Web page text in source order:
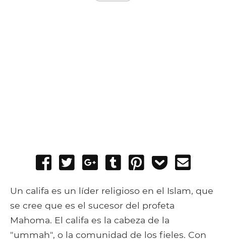
Share
Facebook
Tweet
Share
Google+
Post
Tumblr
Pin
Add
Pocket
Un califa es un líder religioso en el Islam, que
se cree que es el sucesor del profeta
Mahoma. El califa es la cabeza de la
"ummah", o la comunidad de los fieles. Con